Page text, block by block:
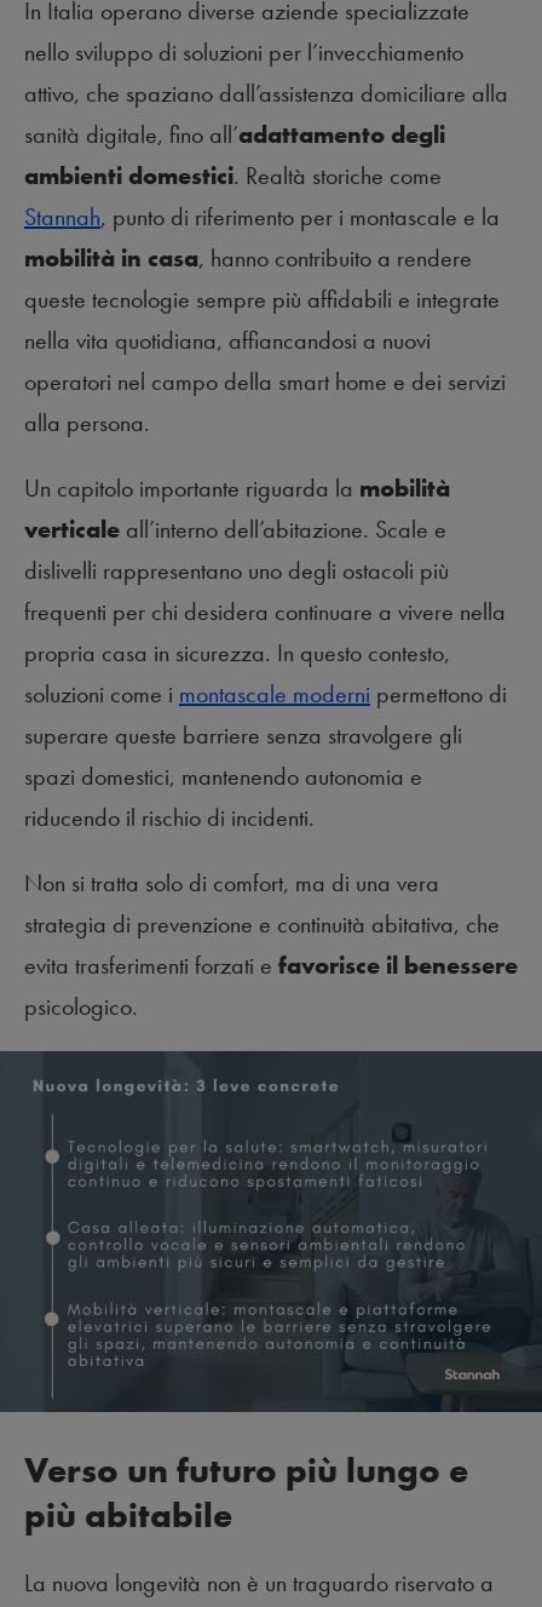
In Italia operano diverse aziende specializzate
nello sviluppo di soluzioni per l’invecchiamento
attivo, che spaziano dall’assistenza domiciliare alla
sanità digitale, fino all’adattamento degli
ambienti domestici. Realtà storiche come
Stannah, punto di riferimento per i montascale e la
mobilità in casa, hanno contribuito a rendere
queste tecnologie sempre più affidabili e integrate
nella vita quotidiana, affiancandosi a nuovi
operatori nel campo della smart home e dei servizi
alla persona.
Un capitolo importante riguarda la mobilità
verticale all’interno dell’abitazione. Scale e
dislivelli rappresentano uno degli ostacoli più
frequenti per chi desidera continuare a vivere nella
propria casa in sicurezza. In questo contesto,
soluzioni come i montascale moderni permettono di
superare queste barriere senza stravolgere gli
spazi domestici, mantenendo autonomia e
riducendo il rischio di incidenti.
Non si tratta solo di comfort, ma di una vera
strategia di prevenzione e continuità abitativa, che
evita trasferimenti forzati e favorisce il benessere
psicologico.
Verso un futuro più lungo e
più abitabile
La nuova longevità non è un traguardo riservato a